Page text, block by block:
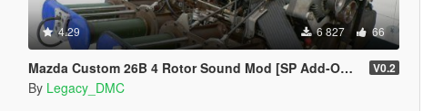
4.29 6 827 66
Mazda Custom 26B 4 Rotor Sound Mod [SP Add-On | FiveM] V0.2
By Legacy_DMC